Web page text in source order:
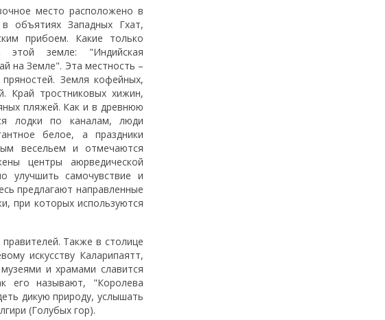
место расположено в
объятиях Западных Гхат,
прибоем. Какие только
этой земле: "Индийская
на Земле". Эта местность –
Земля кофейных,
Край тростниковых хижин,
пляжей. Как и в древнюю
лодки по каналам, люди
белое, а праздники
весельем и отмечаются
центры аюрведической
улучшить самочувствие и
предлагают направленные
при которых используются
Также в столице
искусству Каларипаятт,
и храмами славится
его называют, "Королева
дикую природу, услышать
(Голубых гор).